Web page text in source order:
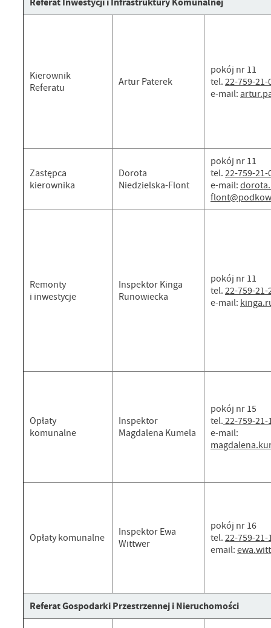
Kierownik
Referatu
Artur Paterek
pokój nr 11
tel. 22-759-21-
e-mail:
Zastępca
kierownika
Dorota
Niedzielska-Flont
pokój nr 11
tel. 22-759-21-
e-mail:
Remonty
i inwestycje
Inspektor Kinga
Runowiecka
pokój nr 11
tel. 22-759-21-
e-mail:
Opłaty
komunalne
Inspektor
Magdalena Kumela
pokój nr 15
tel. 22-759-21-
e-mail:
Opłaty komunalne
Inspektor Ewa
Wittwer
pokój nr 16
tel. 22-759-21-
email:
Referat Gospodarki Przestrzennej i Nieruchomości